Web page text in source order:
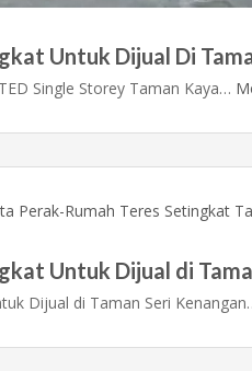
Untuk Dijual Di
Single Storey Taman Kaya…
Untuk Dijual di
Dijual di Taman Seri